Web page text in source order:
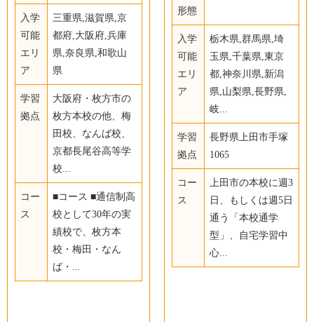
入学
可能
エリ
ア
三重県,滋賀県,京
都府,大阪府,兵庫
県,奈良県,和歌山
県
学習
拠点
大阪府・枚方市の
枚方本校の他、梅
田校、なんば校、
京都長尾谷高等学
校...
コー
ス
■コース ■通信制高
校として30年の実
績校で、枚方本
校・梅田・なん
ば・...
形態
入学
可能
エリ
ア
栃木県,群馬県,埼
玉県,千葉県,東京
都,神奈川県,新潟
県,山梨県,長野県,
岐...
学習
拠点
長野県上田市手塚
1065
コー
ス
上田市の本校に週3
日、もしくは週5日
通う「本校通学
型」、自宅学習中
心...